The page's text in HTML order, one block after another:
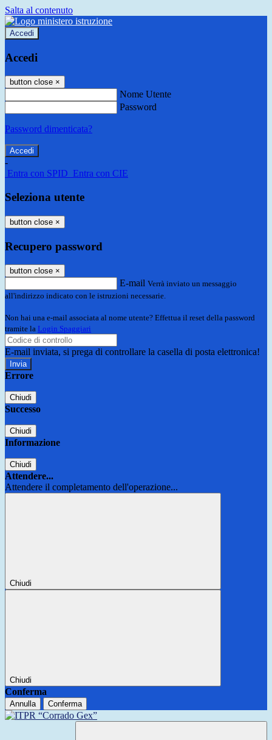
Salta al contenuto
Accedi
Accedi
button close ×
Nome Utente
Password
Password dimenticata?
-
Entra con SPID Entra con CIE
Seleziona utente
button close ×
Recupero password
button close ×
E-mail Verrà inviato un messaggio
all'indirizzo indicato con le istruzioni necessarie.
Non hai una e-mail associata al nome utente? Effettua il reset della password
tramite la Login Spaggiari
E-mail inviata, si prega di controllare la casella di posta elettronica!
Errore
Chiudi
Successo
Chiudi
Informazione
Chiudi
Attendere...
Attendere il completamento dell'operazione...
Chiudi
Chiudi
Conferma
Annulla Conferma